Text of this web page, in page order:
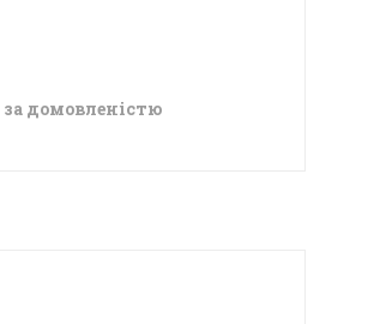
за домовленістю